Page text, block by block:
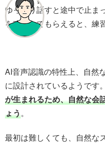
ゆっくり話すと途中で止ま
を改善してもらえると、練
AI音声認識の特性上、自然
に設計されているようです。
が生まれるため、自然な会
ょう。
最初は難しくても、自然な